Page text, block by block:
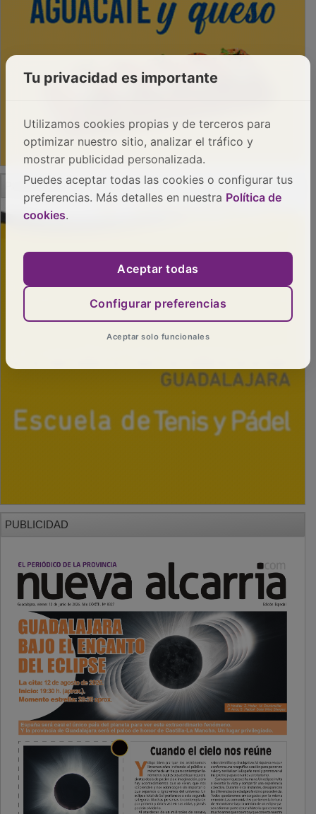
PUBLICIDAD
Tu privacidad es importante
Utilizamos cookies propias y de terceros para
optimizar nuestro sitio, analizar el tráfico y
mostrar publicidad personalizada.
Puedes aceptar todas las cookies o configurar tus
preferencias. Más detalles en nuestra Política de
cookies.
Aceptar todas
Configurar preferencias
Aceptar solo funcionales